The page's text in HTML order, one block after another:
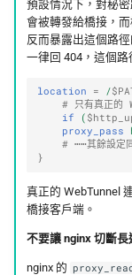
預設情況下，對秘
會被轉發給橋接，
反而暴露出這個路
一律回 404，這個
location = /
# 只有真正的
if
(
proxy_pass
# ⋯⋯其餘設定
}
真正的 WebTunnel
橋接客戶端。
不要讓 nginx 切斷長
nginx 的